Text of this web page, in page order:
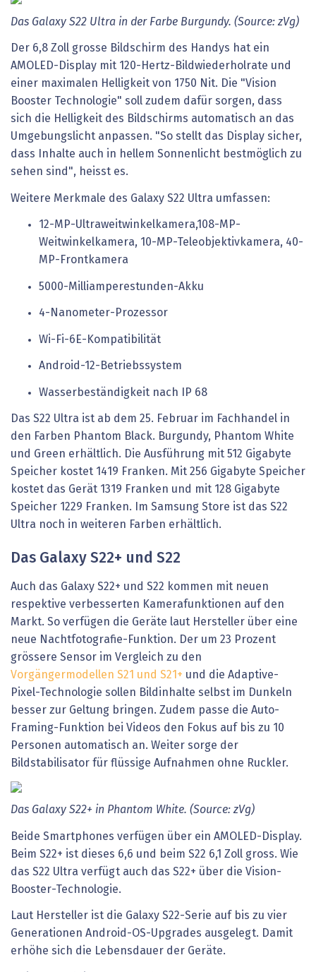
Das Galaxy S22 Ultra in der Farbe Burgundy. (Source: zVg)
Der 6,8 Zoll grosse Bildschirm des Handys hat ein
AMOLED-Display mit 120-Hertz-Bildwiederholrate und
einer maximalen Helligkeit von 1750 Nit. Die "Vision
Booster Technologie" soll zudem dafür sorgen, dass
sich die Helligkeit des Bildschirms automatisch an das
Umgebungslicht anpassen. "So stellt das Display sicher,
dass Inhalte auch in hellem Sonnenlicht bestmöglich zu
sehen sind", heisst es.
Weitere Merkmale des Galaxy S22 Ultra umfassen:
12-MP-Ultraweitwinkelkamera,108-MP-
Weitwinkelkamera, 10-MP-Teleobjektivkamera, 40-
MP-Frontkamera
5000-Milliamperestunden-Akku
4-Nanometer-Prozessor
Wi-Fi-6E-Kompatibilität
Android-12-Betriebssystem
Wasserbeständigkeit nach IP 68
Das S22 Ultra ist ab dem 25. Februar im Fachhandel in
den Farben Phantom Black. Burgundy, Phantom White
und Green erhältlich. Die Ausführung mit 512 Gigabyte
Speicher kostet 1419 Franken. Mit 256 Gigabyte Speicher
kostet das Gerät 1319 Franken und mit 128 Gigabyte
Speicher 1229 Franken. Im Samsung Store ist das S22
Ultra noch in weiteren Farben erhältlich.
Das Galaxy S22+ und S22
Auch das Galaxy S22+ und S22 kommen mit neuen
respektive verbesserten Kamerafunktionen auf den
Markt. So verfügen die Geräte laut Hersteller über eine
neue Nachtfotografie-Funktion. Der um 23 Prozent
grössere Sensor im Vergleich zu den
Vorgängermodellen S21 und S21+ und die Adaptive-
Pixel-Technologie sollen Bildinhalte selbst im Dunkeln
besser zur Geltung bringen. Zudem passe die Auto-
Framing-Funktion bei Videos den Fokus auf bis zu 10
Personen automatisch an. Weiter sorge der
Bildstabilisator für flüssige Aufnahmen ohne Ruckler.
Das Galaxy S22+ in Phantom White. (Source: zVg)
Beide Smartphones verfügen über ein AMOLED-Display.
Beim S22+ ist dieses 6,6 und beim S22 6,1 Zoll gross. Wie
das S22 Ultra verfügt auch das S22+ über die Vision-
Booster-Technologie.
Laut Hersteller ist die Galaxy S22-Serie auf bis zu vier
Generationen Android-OS-Upgrades ausgelegt. Damit
erhöhe sich die Lebensdauer der Geräte.